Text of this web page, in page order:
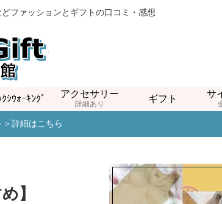
ファッションとギフトの口コミ・感想
ｼｳｫｰｷﾝｸﾞ
アクセサリー
詳細あり
ギフト
サ
＞詳細はこちら
】